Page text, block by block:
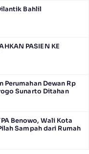
Bahlil
PASIEN KE
Perumahan Dewan Rp
Sunarto Ditahan
Benowo, Wali Kota
Sampah dari Rumah